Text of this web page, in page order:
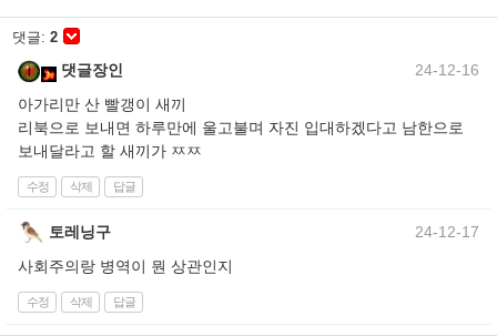
댓글: 2
댓글장인
24-12-16
아가리만 산 빨갱이 새끼
리북으로 보내면 하루만에 울고불며 자진 입대하겠다고 남한으로
보내달라고 할 새끼가 ㅉㅉ
수정 삭제 답글
토레닝구
24-12-17
사회주의랑 병역이 뭔 상관인지
수정 삭제 답글